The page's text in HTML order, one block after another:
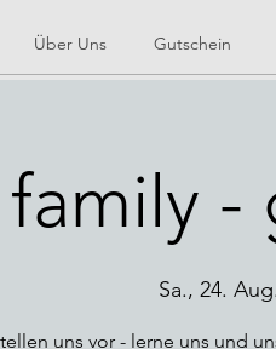
Über Uns Gutschein
family
Sa., 24. Aug.
uns vor - lerne uns und